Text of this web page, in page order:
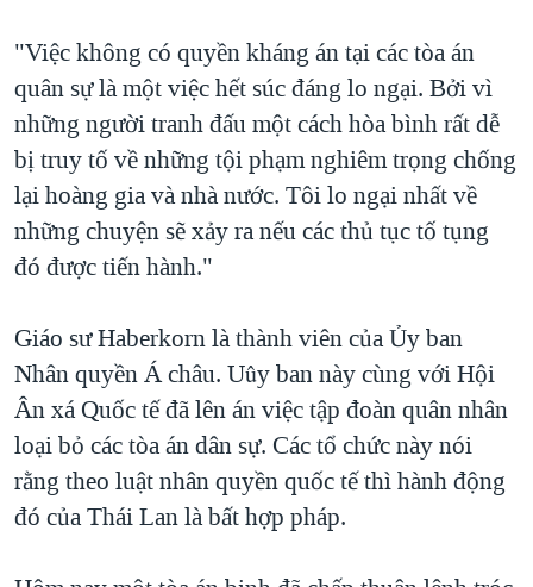
"Việc không có quyền kháng án tại các tòa án
quân sự là một việc hết súc đáng lo ngại. Bởi vì
những người tranh đấu một cách hòa bình rất dễ
bị truy tố về những tội phạm nghiêm trọng chống
lại hoàng gia và nhà nước. Tôi lo ngại nhất về
những chuyện sẽ xảy ra nếu các thủ tục tố tụng
đó được tiến hành."
Giáo sư Haberkorn là thành viên của Ủy ban
Nhân quyền Á châu. Uûy ban này cùng với Hội
Ân xá Quốc tế đã lên án việc tập đoàn quân nhân
loại bỏ các tòa án dân sự. Các tổ chức này nói
rằng theo luật nhân quyền quốc tế thì hành động
đó của Thái Lan là bất hợp pháp.